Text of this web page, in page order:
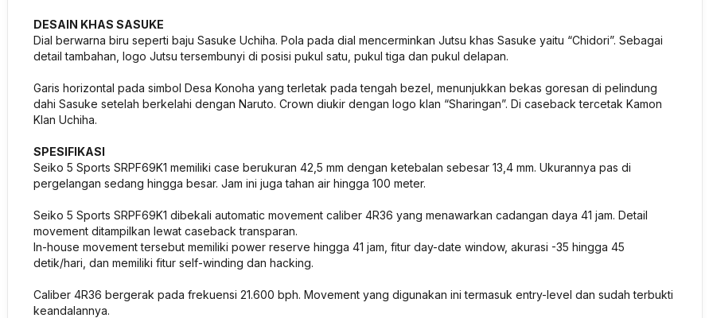
DESAIN KHAS SASUKE
Dial berwarna biru seperti baju Sasuke Uchiha. Pola pada dial mencerminkan Jutsu khas Sasuke yaitu “Chidori”. Sebagai
detail tambahan, logo Jutsu tersembunyi di posisi pukul satu, pukul tiga dan pukul delapan.
Garis horizontal pada simbol Desa Konoha yang terletak pada tengah bezel, menunjukkan bekas goresan di pelindung
dahi Sasuke setelah berkelahi dengan Naruto. Crown diukir dengan logo klan “Sharingan”. Di caseback tercetak Kamon
Klan Uchiha.
SPESIFIKASI
Seiko 5 Sports SRPF69K1 memiliki case berukuran 42,5 mm dengan ketebalan sebesar 13,4 mm. Ukurannya pas di
pergelangan sedang hingga besar. Jam ini juga tahan air hingga 100 meter.
Seiko 5 Sports SRPF69K1 dibekali automatic movement caliber 4R36 yang menawarkan cadangan daya 41 jam. Detail
movement ditampilkan lewat caseback transparan.
In-house movement tersebut memiliki power reserve hingga 41 jam, fitur day-date window, akurasi -35 hingga 45
detik/hari, dan memiliki fitur self-winding dan hacking.
Caliber 4R36 bergerak pada frekuensi 21.600 bph. Movement yang digunakan ini termasuk entry-level dan sudah terbukti
keandalannya.